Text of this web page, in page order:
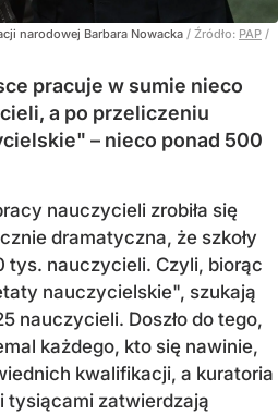
narodowej Barbara Nowacka / Źródło: PAP /
pracuje w sumie nieco
a po przeliczeniu
– nieco ponad 500
nauczycieli zrobiła się
dramatyczna, że szkoły
tys. nauczycieli. Czyli, biorąc
nauczycielskie", szukają
nauczycieli. Doszło do tego,
każdego, kto się nawinie,
kwalifikacji, a kuratoria
tysiącami zatwierdzają